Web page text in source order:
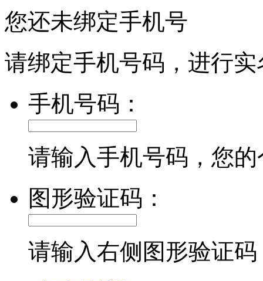
您还未绑定手机号
请绑定手机号码，进行
手机号码：
请输入手机号码，您
图形验证码：
请输入右侧图形验证码